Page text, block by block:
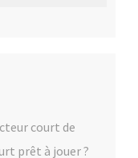
court de
prêt à jouer ?